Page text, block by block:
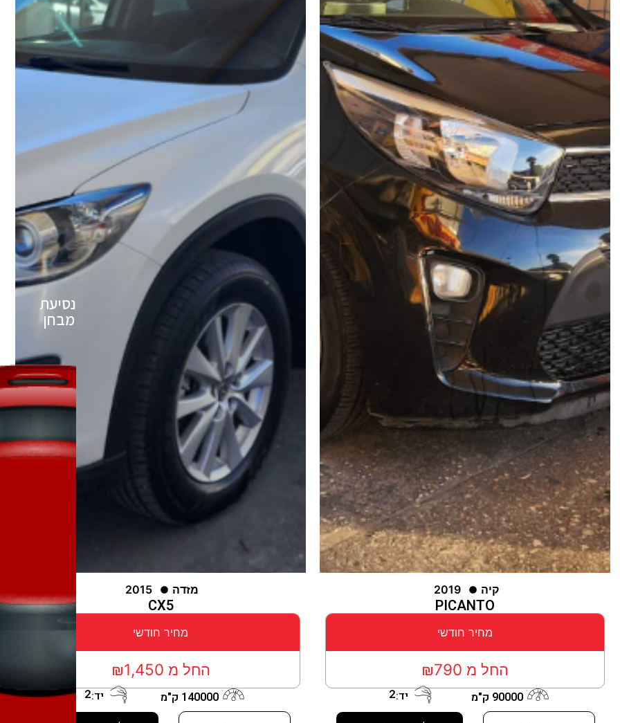
קיה 2019
PICANTO
מחיר חודשי
החל מ ₪790
90000 ק"מ יד:2
מזדה 2015
CX5
מחיר חודשי
החל מ ₪1,450
140000 ק"מ יד:2
נסיעת
מבחן